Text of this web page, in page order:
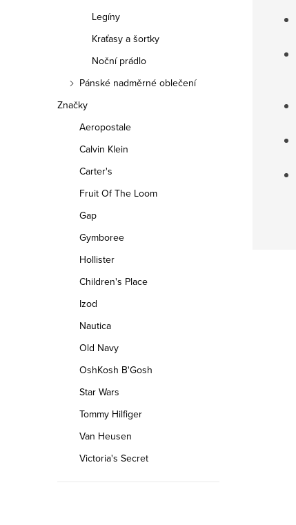
Legíny
Kraťasy a šortky
Noční prádlo
Pánské nadměrné oblečení
Značky
Aeropostale
Calvin Klein
Carter's
Fruit Of The Loom
Gap
Gymboree
Hollister
Children's Place
Izod
Nautica
Old Navy
OshKosh B'Gosh
Star Wars
Tommy Hilfiger
Van Heusen
Victoria's Secret